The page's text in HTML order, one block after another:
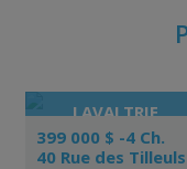
LAVALTRIE
399 000 $ -4 Ch.
40 Rue des Tilleuls